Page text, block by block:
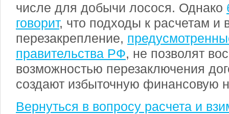
числе для добычи лосося. Однако
говорит, что подходы к расчетам и
перезакрепление,
правительства РФ, не позволят
возможностью перезаключения
создают избыточную финансовую
Вернуться в вопросу расчета и